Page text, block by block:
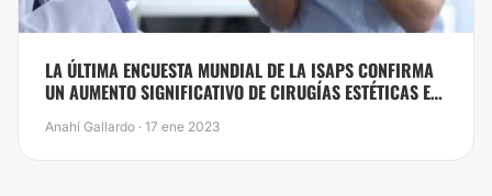
LA ÚLTIMA ENCUESTA MUNDIAL DE LA ISAPS CONFIRMA
UN AUMENTO SIGNIFICATIVO DE CIRUGÍAS ESTÉTICAS EN
Anahí Gallardo · 17 ene 2023